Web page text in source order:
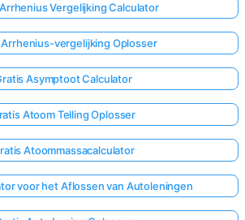
Vergelijking Calculator
Arrhenius-vergelijking Oplosser
Asymptoot Calculator
Atoom Telling Oplosser
Atoommassacalculator
voor het Aflossen van Autoleningen